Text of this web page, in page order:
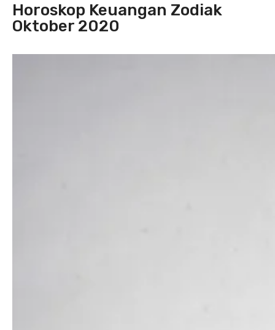
Horoskop Keuangan Zodiak
Oktober 2020